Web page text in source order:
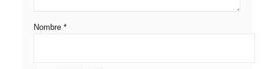
Nombre *